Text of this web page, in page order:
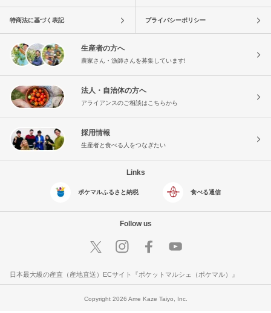
特商法に基づく表記 プライバシーポリシー
生産者の方へ
農家さん・漁師さんを募集しています!
法人・自治体の方へ
アライアンスのご相談はこちらから
採用情報
生産者と食べる人をつなぎたい
Links
ポケマルふるさと納税 食べる通信
Follow us
日本最大級の産直（産地直送）ECサイト『ポケットマルシェ（ポケマル）』
Copyright 2026 Ame Kaze Taiyo, Inc.